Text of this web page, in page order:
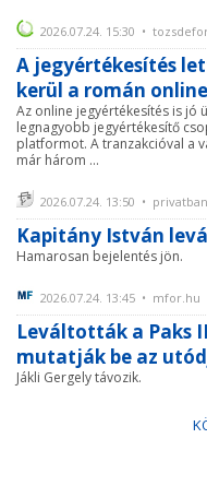
2026.07.24. 15:30 •
A jegyértékesítés
kerül a román
Az online jegyértékesítés is jó
legnagyobb jegyértékesítő
platformot. A tranzakcióval a
már három ...
2026.07.24. 13:50 •
Kapitány István
Hamarosan bejelentés jön.
2026.07.24. 13:45 • mfor.hu
Leváltották a Paks
mutatják be az
Jákli Gergely távozik.